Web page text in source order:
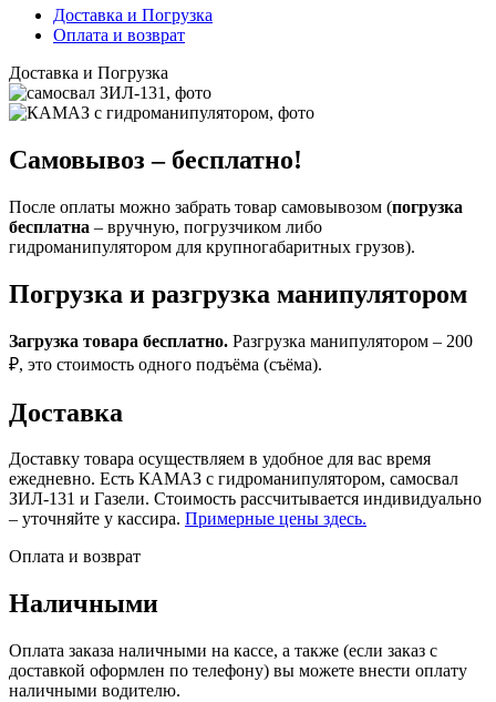
Доставка и Погрузка
Оплата и возврат
Доставка и Погрузка
Самовывоз – бесплатно!
После оплаты можно забрать товар самовывозом (погрузка
бесплатна – вручную, погрузчиком либо
гидроманипулятором для крупногабаритных грузов).
Погрузка и разгрузка манипулятором
Загрузка товара бесплатно. Разгрузка манипулятором – 200
₽, это стоимость одного подъёма (съёма).
Доставка
Доставку товара осуществляем в удобное для вас время
ежедневно. Есть КАМАЗ с гидроманипулятором, самосвал
ЗИЛ-131 и Газели. Стоимость рассчитывается индивидуально
– уточняйте у кассира. Примерные цены здесь.
Оплата и возврат
Наличными
Оплата заказа наличными на кассе, а также (если заказ с
доставкой оформлен по телефону) вы можете внести оплату
наличными водителю.